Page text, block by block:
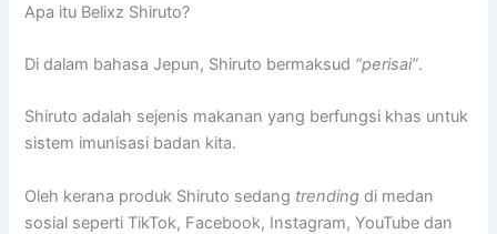
Apa itu Belixz Shiruto?
Di dalam bahasa Jepun, Shiruto bermaksud “perisai”.
Shiruto adalah sejenis makanan yang berfungsi khas untuk
sistem imunisasi badan kita.
Oleh kerana produk Shiruto sedang trending di medan
sosial seperti TikTok, Facebook, Instagram, YouTube dan